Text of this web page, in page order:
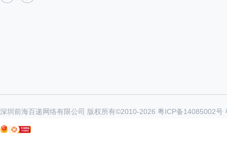
深圳前海百递网络有限公司 版权所有©2010-2026 粤ICP备14085002号